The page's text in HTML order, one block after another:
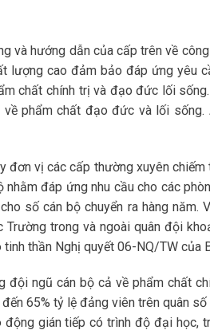
và hướng dẫn của cấp trên về
lượng cao đảm bảo đáp ứng yêu
chất chính trị và đạo đức lối
phẩm chất đạo đức và lối sống.
vị các cấp thường xuyên
đáp ứng nhu cầu cho các
số cán bộ chuyển ra hàng năm.
trong và ngoài quân đội
thần Nghị quyết 06-NQ/TW của
đội ngũ cán bộ cả về phẩm chất
65% tỷ lệ đảng viên trên quân
động gián tiếp có trình độ đại học,